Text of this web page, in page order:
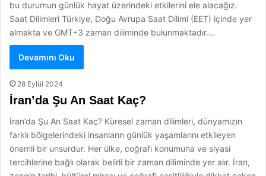
bu durumun günlük hayat üzerindeki etkilerini ele alacağız.
Saat Dilimleri Türkiye, Doğu Avrupa Saat Dilimi (EET) içinde yer
almakta ve GMT+3 zaman diliminde bulunmaktadır.…
Devamını Oku
28 Eylül 2024
İran’da Şu An Saat Kaç?
İran’da Şu An Saat Kaç? Küresel zaman dilimleri, dünyamızın
farklı bölgelerindeki insanların günlük yaşamlarını etkileyen
önemli bir unsurdur. Her ülke, coğrafi konumuna ve siyasi
tercihlerine bağlı olarak belirli bir zaman diliminde yer alır. İran,